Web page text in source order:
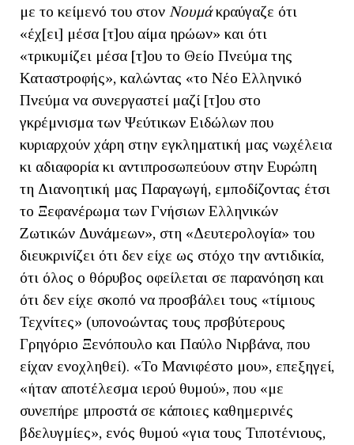
με το κείμενό του στον Νουμάκραύγαζε ότι
«έχ[ει] μέσα [τ]ου αίμα ηρώων» και ότι
«τρικυμίζει μέσα [τ]ου το Θείο Πνεύμα της
Καταστροφής», καλώντας «το Νέο Ελληνικό
Πνεύμα να συνεργαστεί μαζί [τ]ου στο
γκρέμνισμα των Ψεύτικων Ειδώλων που
κυριαρχούν χάρη στην εγκληματική μας νωχέλεια
κι αδιαφορία κι αντιπροσωπεύουν στην Ευρώπη
τη Διανοητική μας Παραγωγή, εμποδίζοντας έτσι
το Ξεφανέρωμα των Γνήσιων Ελληνικών
Ζωτικών Δυνάμεων», στη «Δευτερολογία» του
διευκρινίζει ότι δεν είχε ως στόχο την αντιδικία,
ότι όλος ο θόρυβος οφείλεται σε παρανόηση και
ότι δεν είχε σκοπό να προσβάλει τους «τίμιους
Τεχνίτες» (υπονοώντας τους πρσβύτερους
Γρηγόριο Ξενόπουλο και Παύλο Νιρβάνα, που
είχαν ενοχληθεί). «Το Μανιφέστο μου», επεξηγεί,
«ήταν αποτέλεσμα ιερού θυμού», που «με
συνεπήρε μπροστά σε κάποιες καθημερινές
βδελυγμίες», ενός θυμού «για τους Τιποτένιους,